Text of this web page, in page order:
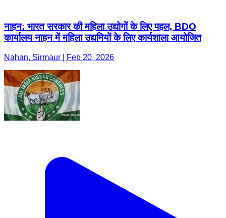
नाहन: भारत सरकार की महिला उद्योगों के लिए पहल, BDO
कार्यालय नाहन में महिला उद्यमियों के लिए कार्यशाला आयोजित
Nahan, Sirmaur | Feb 20, 2026